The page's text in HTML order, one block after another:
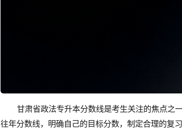
甘肃省政法专升本分数线是考生关注的焦点之
往年分数线，明确自己的目标分数，制定合理的复